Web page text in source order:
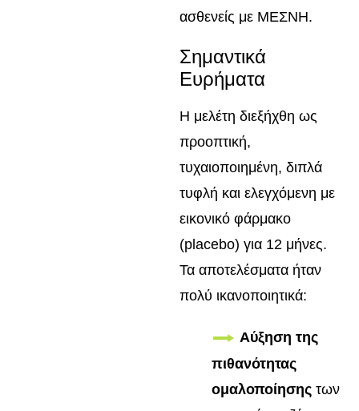
ασθενείς με ΜΕΣΝΗ.
Σημαντικά
Ευρήματα
Η μελέτη διεξήχθη ως
προοπτική,
τυχαιοποιημένη, διπλά
τυφλή και ελεγχόμενη με
εικονικό φάρμακο
(placebo) για 12 μήνες.
Τα αποτελέσματα ήταν
πολύ ικανοποιητικά:
Αύξηση της
πιθανότητας
ομαλοποίησης των